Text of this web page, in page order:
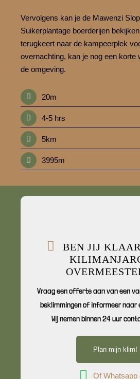
Vervolgens kan je de Mawenzi
Suikerplantage boerderijen
terugkeert naar de kampeerplek
overnachting, kan je nog een korte
de omgeving.
20m
4-5 hrs
5km
3995m
BEN JIJ
Vraag een offerte aan van een
beklimmingen of informeer naar
Wij nemen binnen 24 uur
Plan mijn klim!
Of Whatsapp